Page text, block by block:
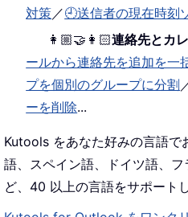
対策／🕘送信者の現在時刻
👩🏼‍🤝‍👩🏻連絡先とカ
ールから連絡先を追加を一
プを個別のグループに分割
ーを削除...
Kutools をあなた好みの言語で
語、スペイン語、ドイツ語、
ど、40 以上の言語をサポート